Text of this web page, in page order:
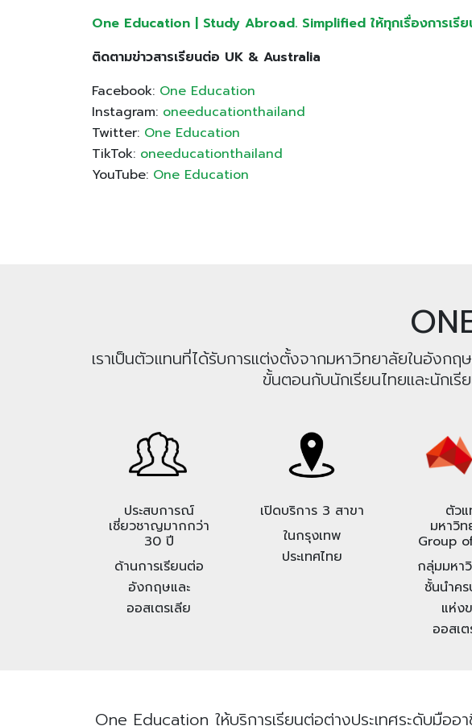
One Education | Study Abroad. Simplified ให้ทุกเรื่องการเรี
ติดตามข่าวสารเรียนต่อ UK & Australia
Facebook: One Education
Instagram: oneeducationthailand
Twitter: One Education
TikTok: oneeducationthailand
YouTube: One Education
เราเป็นตัวแทนที่ได้รับการแต่งตั้งจากมหาวิทยาลัยในอังกฤ
ขั้นตอนกับนักเรียนไทยและนักเ
ประสบการณ์
เชี่ยวชาญมากกว่า
30 ปี
ด้านการเรียนต่อ
อังกฤษและ
ออสเตรเลีย
เปิดบริการ 3 สาขา
ในกรุงเทพ
ประเทศไทย
ตัว
มหาวิ
Group
กลุ่มมหา
ชั้นนำค
แห่ง
ออสเต
One Education ให้บริการเรียนต่อต่างประเทศระดับมื